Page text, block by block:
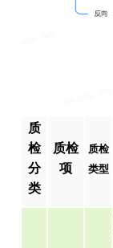
质
检
分
类
质检
项
质检
类型